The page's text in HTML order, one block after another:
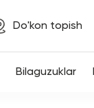
Do'kon topish
Bilaguzuklar